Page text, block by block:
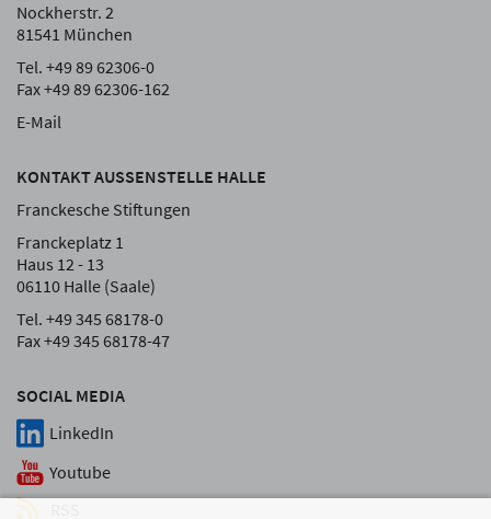
SOCIAL MEDIA
LinkedIn
Youtube
Nockherstr. 2
81541 München
Tel. +49 89 62306-0
Fax +49 89 62306-162
E-Mail
KONTAKT AUSSENSTELLE HALLE
Franckesche Stiftungen
Franckeplatz 1
Haus 12 - 13
06110 Halle (Saale)
Tel. +49 345 68178-0
Fax +49 345 68178-47